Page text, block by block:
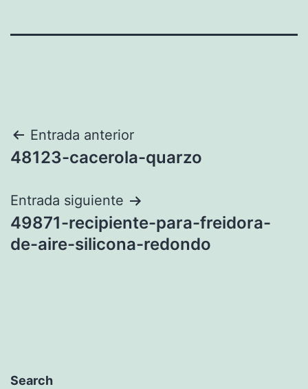
Navegación
de
entradas
Entrada anterior
48123-cacerola-quarzo
Entrada siguiente
49871-recipiente-para-freidora-
de-aire-silicona-redondo
Search